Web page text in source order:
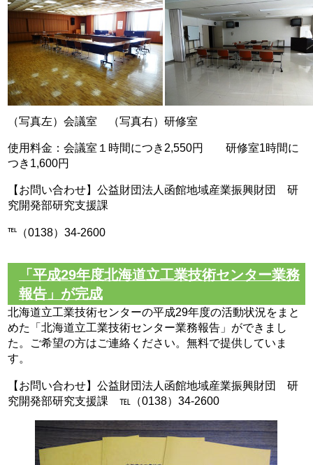
（写真左）会議室 （写真右）研修室
使用料金：会議室１時間につき2,550円 研修室1時間に
つき1,600円
【お問い合わせ】公益財団法人函館地域産業振興財団 研
究開発部研究支援課
℡（0138）34-2600
「平成29年度北海道立工業技術センター業務
報告」が完成
北海道立工業技術センターの平成29年度の活動状況をまと
めた「北海道立工業技術センター業務報告」ができまし
た。ご希望の方はご連絡ください。無料で提供していま
す。
【お問い合わせ】公益財団法人函館地域産業振興財団 研
究開発部研究支援課 ℡（0138）34-2600